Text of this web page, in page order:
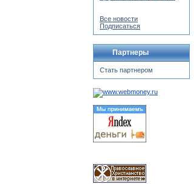
Все новости
Подписаться
Партнеры
Стать партнером